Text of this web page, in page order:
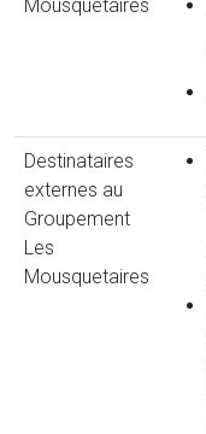
Mousquetaires
Destinataires
externes au
Groupement
Les
Mousquetaires